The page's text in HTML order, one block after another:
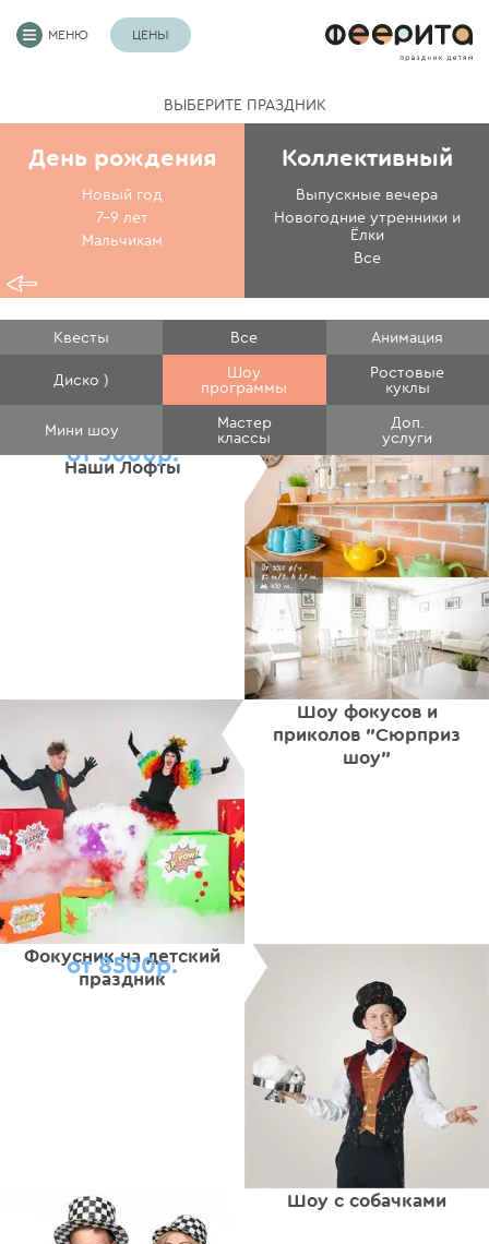
МЕНЮ ЦЕНЫ
ВЫБЕРИТЕ ПРАЗДНИК
День рождения
Новый год
7-9 лет
Мальчикам
Коллективный
Выпускные вечера
Новогодние утренники и
Ёлки
Все
Квесты Все Анимация
Диско ) Шоу
программы
Ростовые
куклы
Мини шоу Мастер
классы
Доп.
услуги
Наши Лофты
от 3000р.
Шоу фокусов и
приколов "Сюрприз
шоу"
Фокусник на детский
праздник
от 8500р.
Шоу с собачками